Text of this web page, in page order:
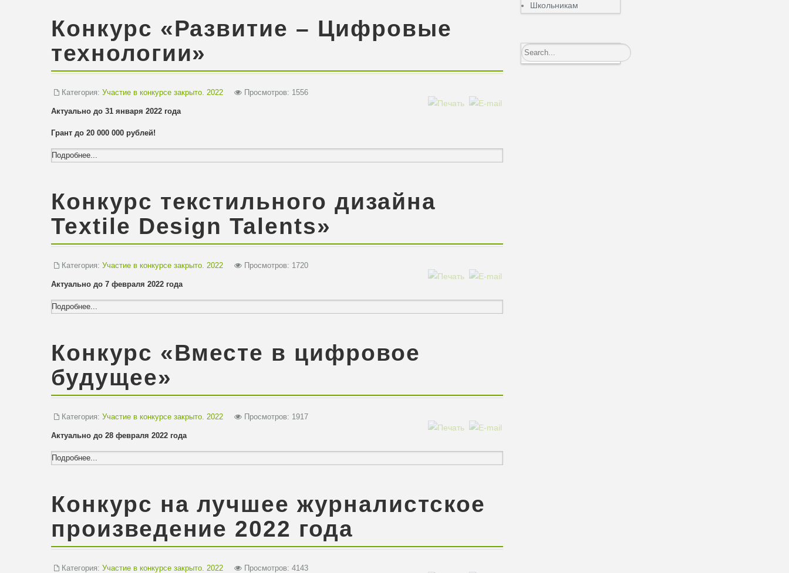
Конкурс «Развитие – Цифровые
технологии»
Категория: Участие в конкурсе закрыто. 2022 Просмотров: 1556
Актуально до 31 января 2022 года
Грант до 20 000 000 рублей!
Подробнее...
Конкурс текстильного дизайна
Textile Design Talents»
Категория: Участие в конкурсе закрыто. 2022 Просмотров: 1720
Актуально до 7 февраля 2022 года
Подробнее...
Конкурс «Вместе в цифровое
будущее»
Категория: Участие в конкурсе закрыто. 2022 Просмотров: 1917
Актуально до 28 февраля 2022 года
Подробнее...
Конкурс на лучшее журналистское
произведение 2022 года
Категория: Участие в конкурсе закрыто. 2022 Просмотров: 4143
Школьникам